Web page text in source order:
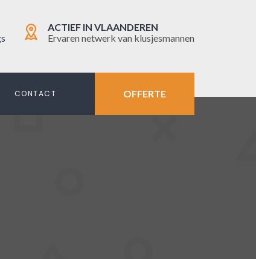
ACTIEF IN VLAANDEREN
Ervaren netwerk van klusjesmannen
CONTACT OFFERTE